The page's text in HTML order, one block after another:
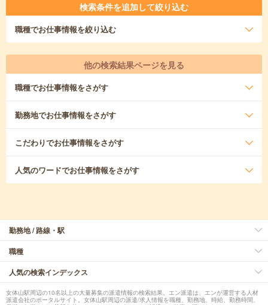
検索条件を追加して絞り込む
職種でお仕事情報を絞り込む
他の検索結果ページを見る
職種でお仕事情報をさがす
勤務地でお仕事情報をさがす
こだわりでお仕事情報をさがす
人気のワードでお仕事情報をさがす
勤務地 / 路線・駅
職種
人気の検索インデックス
女体山駅周辺の10名以上の大量募集の派遣情報の検索結果。エン派遣は、エンが運営する人材
派遣会社のポータルサイト。女体山駅周辺の派遣/求人情報を職種、勤務地、時給、勤務時間、